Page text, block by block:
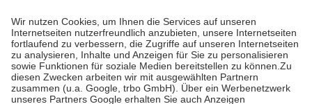
höchstens zehn Euro.
Es sind jedoch nie mehr als die tatsächlichen
Kosten der Leistung zu entrichten.
Diese Regeln gelten grundsätzlich auch für Online-Apotheken.
Bei Heilmitteln und häuslicher Krankenpflege beträgt die
Zuzahlung zehn Prozent der Kosten sowie zehn Euro je
Verordnung.